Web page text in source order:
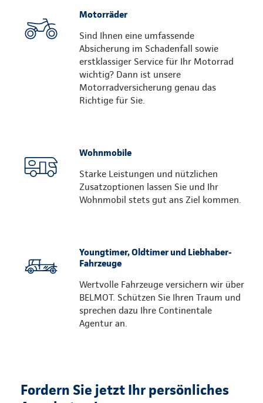
Motorräder
Sind Ihnen eine umfassende
Absicherung im Schadenfall sowie
erstklassiger Service für Ihr Motorrad
wichtig? Dann ist unsere
Motorradversicherung genau das
Richtige für Sie.
Wohnmobile
Starke Leistungen und nützlichen
Zusatzoptionen lassen Sie und Ihr
Wohnmobil stets gut ans Ziel kommen.
Youngtimer, Oldtimer und Liebhaber-
Fahrzeuge
Wertvolle Fahrzeuge versichern wir über
BELMOT. Schützen Sie Ihren Traum und
sprechen dazu Ihre Continentale
Agentur an.
Fordern Sie jetzt Ihr persönliches